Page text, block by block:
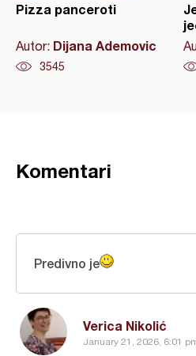
Pizza panceroti
Autor: Dijana Ademovic
3545
Komentari
Verica Nikolić
January 21, 2026, 6:01
Predivno je